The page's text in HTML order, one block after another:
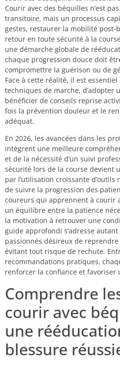
Courir avec des béquilles n’est
transitoire, mais un processus
gestes, restaurer la mobilité post-
retour en toute sécurité à la
une démarche globale de
chaque progression douce doit
compromettre la guérison ou de
Face à cette réalité, il est
techniques de marche, d’adopter
bénéficier de conseils reprise
fois la prévention douleur et le
adéquat.
En 2026, les avancées dans les
intègrent une meilleure
et de la nécessité d’un suivi
sécurité lors de la course devient
par l’utilisation croissante
de suivre la progression des
coureurs qui apprennent à courir
un équilibre entre la patience
la motivation à retrouver une
guide approfondi s’adresse
passionnés désireux de
évitant tout risque de rechute.
recommandations pratiques,
renforcer la confiance et
Comprendre
courir avec
une
blessure